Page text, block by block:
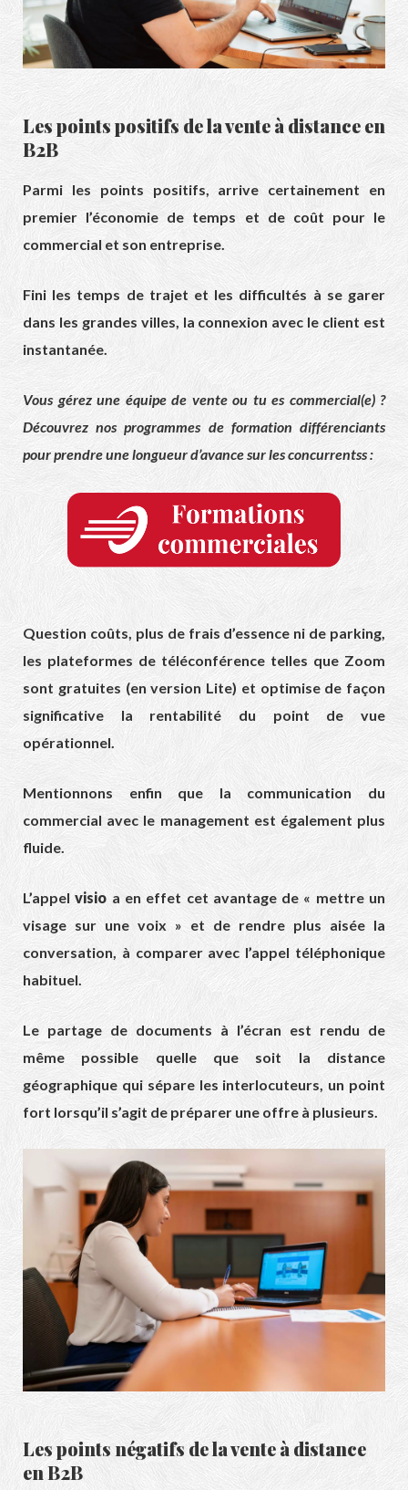
Les points positifs de lavente à distance en
B2B
Parmi les points positifs, arrive certainement en
premier l’économie de temps et de coût pour le
commercial et son entreprise.
Fini les temps de trajet et les difficultés à se garer
dans les grandes villes, la connexion avec le client est
instantanée.
Vous gérez une équipe de vente ou tu es commercial(e) ?
Découvrez nos programmes de formation différenciants
pour prendre une longueur d’avance sur les concurrentss :
Question coûts, plus de frais d’essence ni de parking,
les plateformes de téléconférence telles que Zoom
sont gratuites (en version Lite) et optimise de façon
significative la rentabilité du point de vue
opérationnel.
Mentionnons enfin que la communication du
commercial avec le management est également plus
fluide.
L’appelvisio a en effet cet avantage de « mettre un
visage sur une voix » et de rendre plus aisée la
conversation, à comparer avec l’appel téléphonique
habituel.
Le partage de documents à l’écran est rendu de
même possible quelle que soit la distance
géographique qui sépare les interlocuteurs, un point
fort lorsqu’il s’agit de préparer une offre à plusieurs.
Les points négatifs de lavente à distance
en B2B